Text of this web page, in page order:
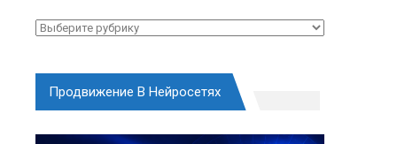
Рубрики
Продвижение В Нейросетях